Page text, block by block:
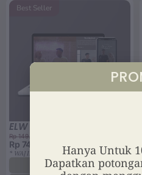
Best Seller
ELW 001
Rp 149.000
Rp 74.500
* WAJIB FOTO
Preview